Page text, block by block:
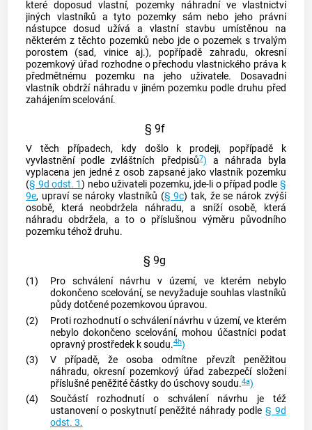
které doposud vlastní, pozemky náhradní ve vlastnictví
jiných vlastníků a tyto pozemky sám nebo jeho právní
nástupce dosud užívá a vlastní stavbu umístěnou na
některém z těchto pozemků nebo jde o pozemek s trvalým
porostem (sad, vinice aj.), popřípadě zahradu, okresní
pozemkový úřad rozhodne o přechodu vlastnického práva k
předmětnému pozemku na jeho uživatele. Dosavadní
vlastník obdrží náhradu v jiném pozemku podle druhu před
zahájením scelování.
§ 9f
V těch případech, kdy došlo k prodeji, popřípadě k
vyvlastnění podle zvláštních předpisů7) a náhrada byla
vyplacena jen jedné z osob zapsané jako vlastník pozemku
(§ 9d odst. 1) nebo uživateli pozemku, jde-li o případ podle §
9e, upraví se nároky vlastníků (§ 9c) tak, že se nárok zvýší
osobě, která neobdržela náhradu, a sníží osobě, která
náhradu obdržela, a to o příslušnou výměru původního
pozemku téhož druhu.
§ 9g
(1)
Pro schválení návrhu v území, ve kterém nebylo
dokončeno scelování, se nevyžaduje souhlas vlastníků
půdy dotčené pozemkovou úpravou.
(2)
Proti rozhodnutí o schválení návrhu v území, ve kterém
nebylo dokončeno scelování, mohou účastníci podat
opravný prostředek k soudu.4h)
(3)
V případě, že osoba odmítne převzít peněžitou
náhradu, okresní pozemkový úřad zabezpečí složení
příslušné peněžité částky do úschovy soudu.4a)
(4)
Součástí rozhodnutí o schválení návrhu je též
ustanovení o poskytnutí peněžité náhrady podle§ 9d
odst. 3.